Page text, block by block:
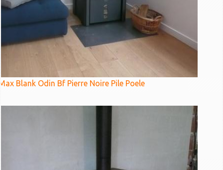
Blank Odin Bf Pierre Noire Pile Poele